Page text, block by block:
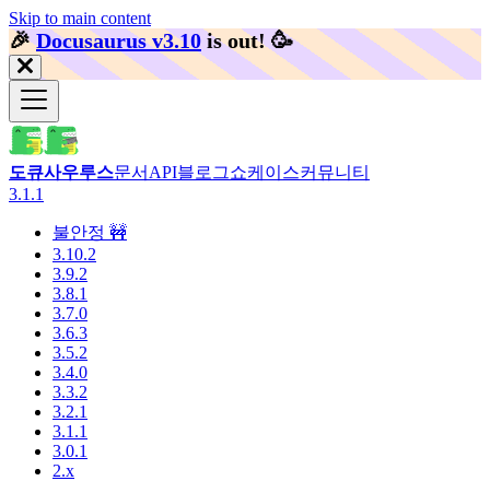
Skip to main content
🎉️Docusaurus v3.10 is out! 🥳️
도큐사우루스문서 API블로그쇼케이스커뮤니티
3.1.1
불안정 🚧
3.10.2
3.9.2
3.8.1
3.7.0
3.6.3
3.5.2
3.4.0
3.3.2
3.2.1
3.1.1
3.0.1
2.x